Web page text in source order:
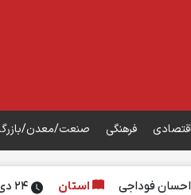
اقتصادی فرهنگی صنعت/معدن/
فوداجی استان ۲۴ دی ۱۳۹۸ | 14:44